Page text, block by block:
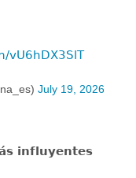
vU6hDX3SlT
July 19, 2026
influyentes